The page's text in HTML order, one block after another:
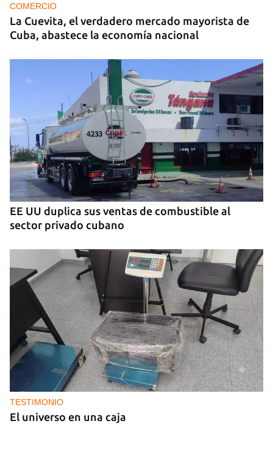
COMERCIO
La Cuevita, el verdadero mercado mayorista de
Cuba, abastece la economía nacional
EE UU duplica sus ventas de combustible al
sector privado cubano
TESTIMONIO
El universo en una caja